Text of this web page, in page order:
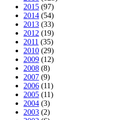
2015 (97)
2014 (54)
2013 (33)
2012 (19)
2011 (35)
2010 (29)
2009 (12)
2008 (8)
2007 (9)
2006 (11)
2005 (11)
2004 (3)
2003 (2)